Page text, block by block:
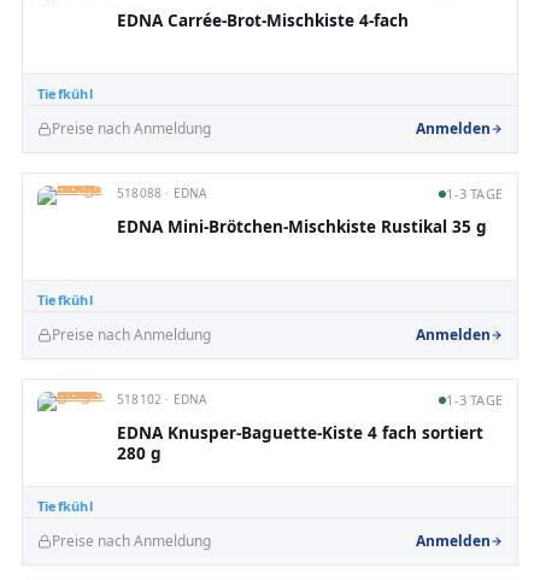
Tiefkühl
EDNA Carrée-Brot-Mischkiste 4-fach
Preise nach Anmeldung Anmelden
Tiefkühl
518088 · EDNA 1-3 TAGE
EDNA Mini-Brötchen-Mischkiste Rustikal 35 g
Preise nach Anmeldung Anmelden
Tiefkühl
518102 · EDNA 1-3 TAGE
EDNA Knusper-Baguette-Kiste 4 fach sortiert
280 g
Preise nach Anmeldung Anmelden